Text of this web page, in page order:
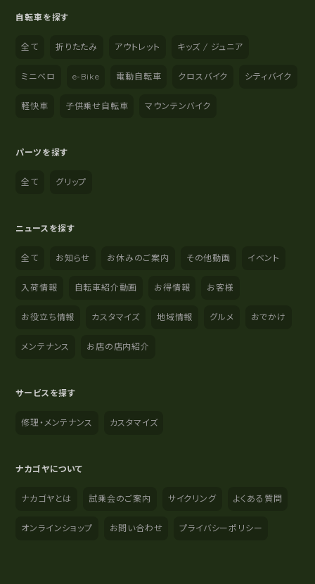
自転車を探す
全て 折りたたみ アウトレット キッズ / ジュニア
ミニベロ e-Bike 電動自転車 クロスバイク シティバイク
軽快車 子供乗せ自転車 マウンテンバイク
パーツを探す
全て グリップ
ニュースを探す
全て お知らせ お休みのご案内 その他動画 イベント
入荷情報 自転車紹介動画 お得情報 お客様
お役立ち情報 カスタマイズ 地域情報 グルメ おでかけ
メンテナンス お店の店内紹介
サービスを探す
修理・メンテナンス カスタマイズ
ナカゴヤについて
ナカゴヤとは 試乗会のご案内 サイクリング よくある質問
オンラインショップ お問い合わせ プライバシーポリシー